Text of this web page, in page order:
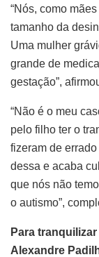
“Nós, como
tamanho da
Uma mulher
grande de
gestação”,
“Não é o meu
pelo filho ter o
fizeram de
dessa e acaba
que nós não
o autismo”,
Para
Alexandre